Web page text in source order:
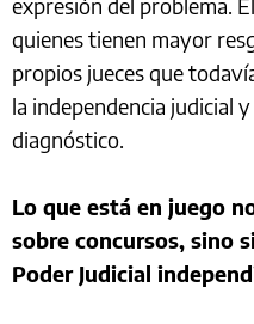
quienes tienen mayor
propios jueces que
la independencia judicial
diagnóstico.
Lo que está en juego
sobre concursos, sino
Poder Judicial